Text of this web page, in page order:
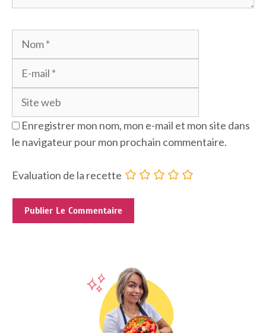
Nom
Enregistrer mon nom, mon e-mail et mon site dans
le navigateur pour mon prochain commentaire.
Evaluation de la recette